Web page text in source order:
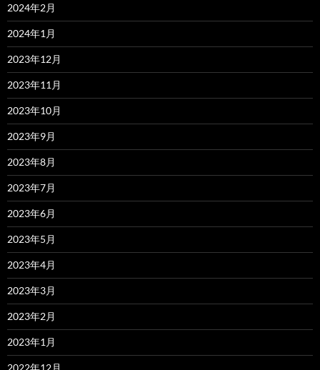
2024年2月
2024年1月
2023年12月
2023年11月
2023年10月
2023年9月
2023年8月
2023年7月
2023年6月
2023年5月
2023年4月
2023年3月
2023年2月
2023年1月
2022年12月